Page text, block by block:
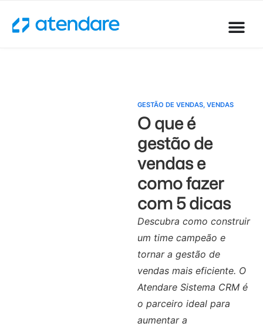
GESTÃO DE VENDAS, VENDAS
O que é
gestão de
vendas e
como fazer
com 5 dicas
Descubra como construir
um time campeão e
tornar a gestão de
vendas mais eficiente. O
Atendare Sistema CRM é
o parceiro ideal para
aumentar a